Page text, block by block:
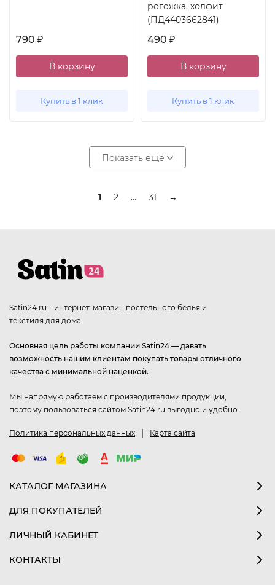
790 ₽
В корзину
Купить в 1 клик
рогожка, холфит
(ПД4403662841)
490 ₽
В корзину
Купить в 1 клик
Показать еще
1 2 ... 31 →
Satin24.ru – интернет-магазин постельного белья и
текстиля для дома.
Основная цель работы компании Satin24 — давать
возможность нашим клиентам покупать товары отличного
качества с минимальной наценкой.
Мы напрямую работаем с производителями продукции,
поэтому пользоваться сайтом Satin24.ru выгодно и удобно.
Политика персональных данных | Карта сайта
КАТАЛОГ МАГАЗИНА
ДЛЯ ПОКУПАТЕЛЕЙ
ЛИЧНЫЙ КАБИНЕТ
КОНТАКТЫ